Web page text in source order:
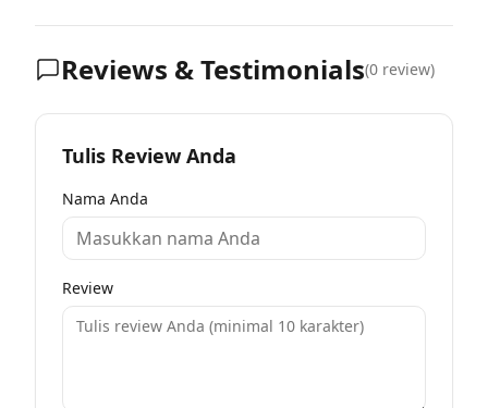
Reviews & Testimonials(0 review)
Tulis Review Anda
Nama Anda
Review